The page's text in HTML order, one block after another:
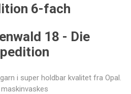
6-fach
18 - Die
i super holdbar kvalitet fra Opal.